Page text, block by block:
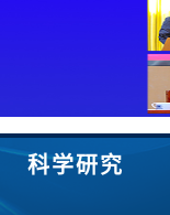
科学研究